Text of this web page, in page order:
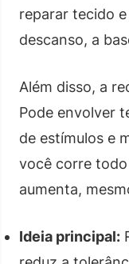
reparar tecido
descanso, a
Além disso, a
Pode envolver
de estímulos e
você corre
aumenta,
Ideia principal: